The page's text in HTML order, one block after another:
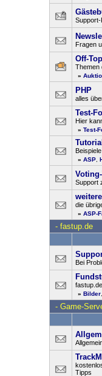
Fragen
Off-
Themen
»
PHP
alles
Test-
Hier
» Test-
» ASP,
Support
die
» ASP-
- fastup.de
Bei
» Bilder,
- Game-
Tipps